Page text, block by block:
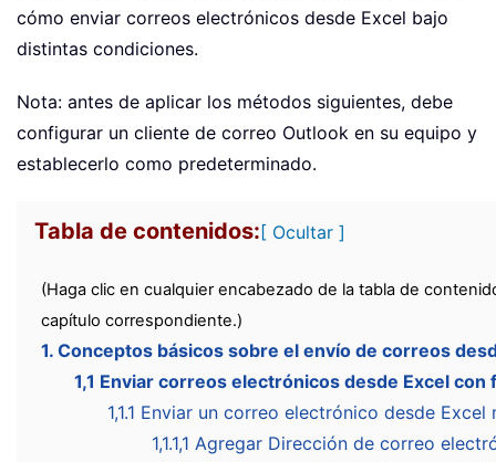
cómo enviar correos electrónicos desde Excel bajo
distintas condiciones.
Nota: antes de aplicar los métodos siguientes, debe
configurar un cliente de correo Outlook en su equipo y
establecerlo como predeterminado.
Tabla de contenidos: [ Ocultar ]
(Haga clic en cualquier encabezado de la tabla de
capítulo correspondiente.)
1. Conceptos básicos sobre el envío de correos
1,1 Enviar correos electrónicos desde Excel
1,1.1 Enviar un correo electrónico desde
1,1.1,1 Agregar Dirección de correo